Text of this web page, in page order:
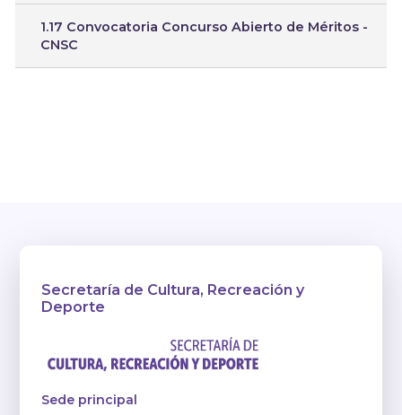
1.17 Convocatoria Concurso Abierto de Méritos -
CNSC
Secretaría de Cultura, Recreación y
Deporte
Sede principal